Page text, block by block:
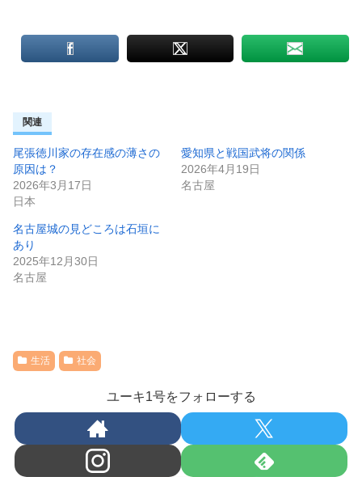
関連
尾張徳川家の存在感の薄さの
原因は？
2026年3月17日
日本
愛知県と戦国武将の関係
2026年4月19日
名古屋
名古屋城の見どころは石垣に
あり
2025年12月30日
名古屋
生活 社会
ユーキ1号をフォローする